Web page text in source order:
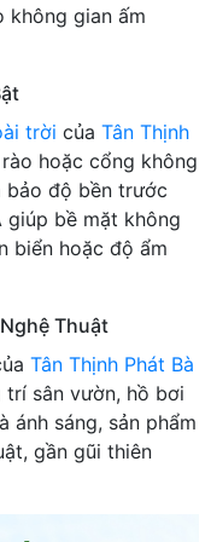
không gian ấm
trời của Tân Thịnh
hoặc cổng không
bảo độ bền trước
bề mặt không
biển hoặc độ ẩm
Thuật
Tân Thịnh Phát Bà
sân vườn, hồ bơi
ánh sáng, sản phẩm
gần gũi thiên